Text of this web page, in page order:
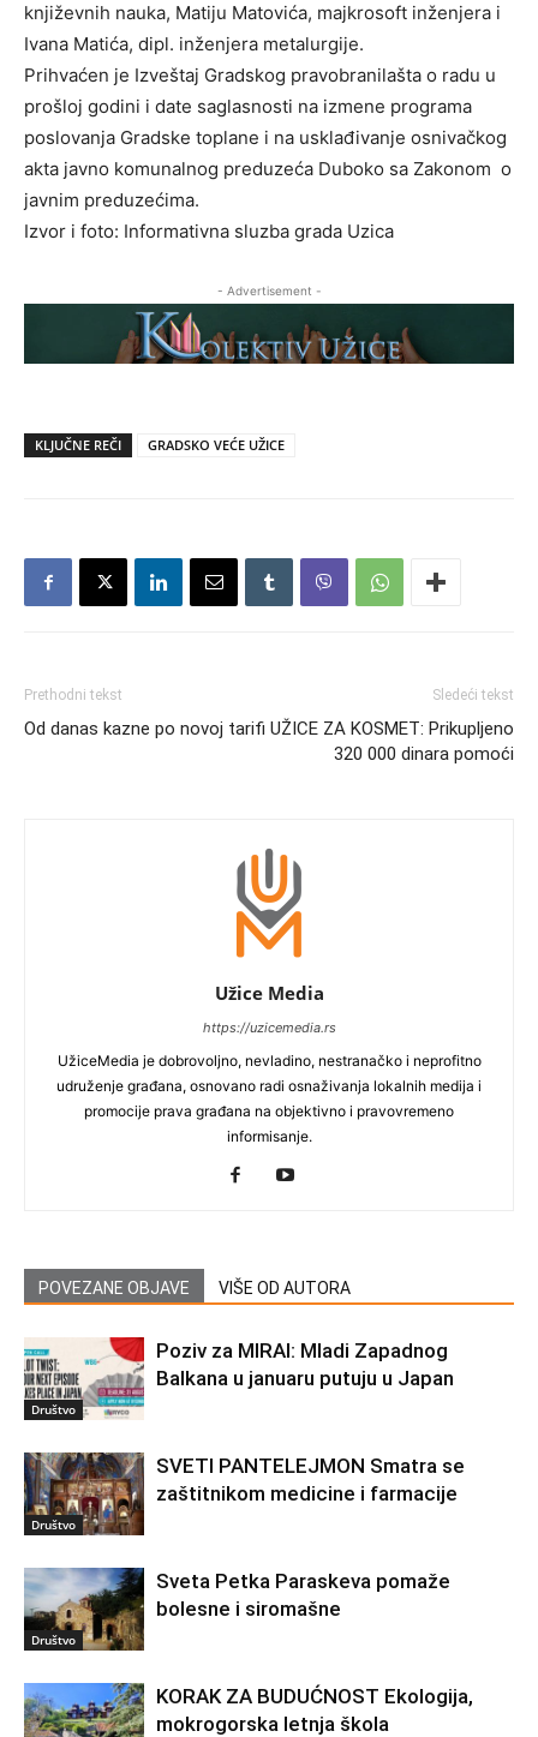
književnih nauka, Matiju Matovića, majkrosoft inženjera i
Ivana Matića, dipl. inženjera metalurgije.
Prihvaćen je Izveštaj Gradskog pravobranilašta o radu u
prošloj godini i date saglasnosti na izmene programa
poslovanja Gradske toplane i na usklađivanje osnivačkog
akta javno komunalnog preduzeća Duboko sa Zakonom o
javnim preduzećima.
Izvor i foto: Informativna sluzba grada Uzica
- Advertisement -
KLJUČNE REČI GRADSKO VEĆE UŽICE
Prethodni tekst
Od danas kazne po novoj tarifi
Sledeći tekst
UŽICE ZA KOSMET: Prikupljeno
320 000 dinara pomoći
Užice Media
https://uzicemedia.rs
UžiceMedia je dobrovoljno, nevladino, nestranačko i neprofitno
udruženje građana, osnovano radi osnaživanja lokalnih medija i
promocije prava građana na objektivno i pravovremeno
informisanje.
POVEZANE OBJAVE VIŠE OD AUTORA
Društvo
Poziv za MIRAI: Mladi Zapadnog
Balkana u januaru putuju u Japan
Društvo
SVETI PANTELEJMON Smatra se
zaštitnikom medicine i farmacije
Društvo
Sveta Petka Paraskeva pomaže
bolesne i siromašne
KORAK ZA BUDUĆNOST Ekologija,
mokrogorska letnja škola